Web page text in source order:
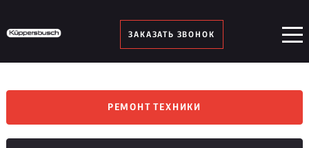
ЗАКАЗАТЬ ЗВОНОК
РЕМОНТ ТЕХНИКИ